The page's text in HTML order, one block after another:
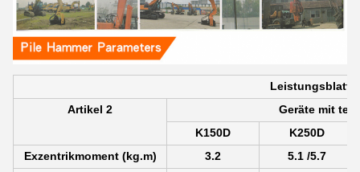
Leistungsblatt
Artikel 2
Geräte mit
K150D
K250D
Exzentrikmoment (kg.m)
3.2
5.1 /5.7